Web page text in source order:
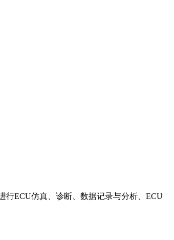
行ECU仿真、诊断、数据记录与分析、ECU